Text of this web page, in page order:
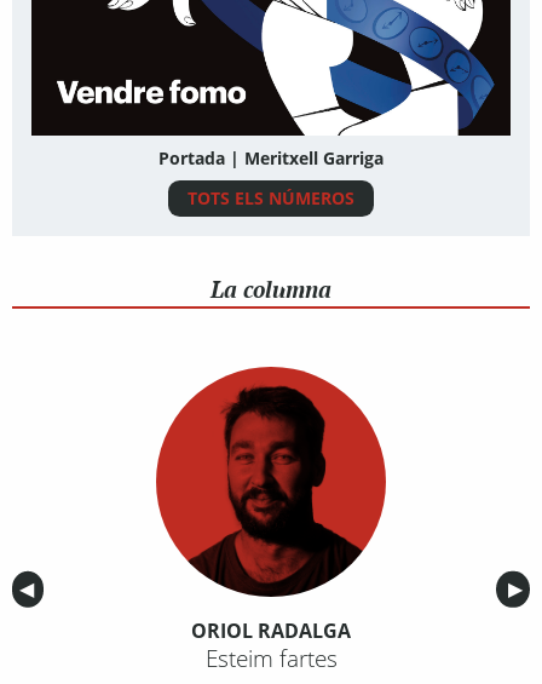
Portada | Meritxell Garriga
TOTS ELS NÚMEROS
La columna
Anterior
◀︎ ▶︎
ORIOL RADALGA
Esteim fartes